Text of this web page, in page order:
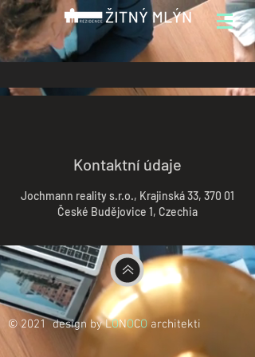
Kontaktní údaje
Jochmann reality s.r.o., Krajinská 33, 370 01
České Budějovice 1, Czechia
© 2021 design by LONOCOarchitekti